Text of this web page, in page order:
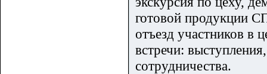
готовой продукции
отъезд участников в
встречи:
сотрудничества.